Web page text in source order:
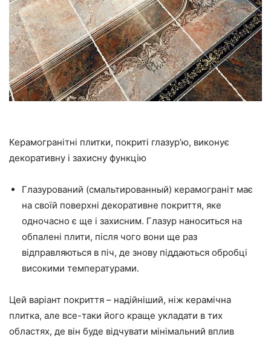
Керамогранітні плитки, покриті глазур’ю, виконує
декоративну і захисну функцію
Глазурований (смальтированный) керамограніт має
на своїй поверхні декоративне покриття, яке
одночасно є ще і захисним. Глазур наноситься на
обпалені плити, після чого вони ще раз
відправляються в піч, де знову піддаються обробці
високими температурами.
Цей варіант покриття – надійніший, ніж керамічна
плитка, але все-таки його краще укладати в тих
областях, де він буде відчувати мінімальний вплив